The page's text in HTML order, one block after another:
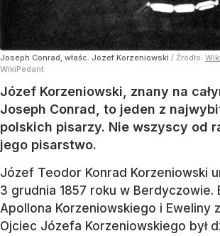
Joseph Conrad, właśc. Józef Korzeniowski / Źródło:
WikiPedant
Józef Korzeniowski, znany na
Joseph Conrad, to jeden z
polskich pisarzy. Nie wszyscy od
jego pisarstwo.
Józef Teodor Konrad Korzeniowski
3 grudnia 1857 roku w Berdyczowie.
Apollona Korzeniowskiego i Eweliny
Ojciec Józefa Korzeniowskiego był